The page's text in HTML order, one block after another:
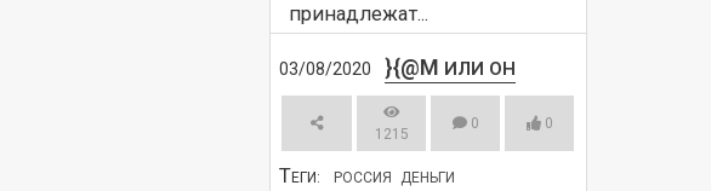
принадлежат...
03/08/2020 }{@M ИЛИ ОН
1215
0 0
ТЕГИ: РОССИЯ ДЕНЬГИ